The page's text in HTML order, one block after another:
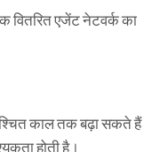
वितरित एजेंट नेटवर्क का
काल तक बढ़ा सकते हैं
होती है।